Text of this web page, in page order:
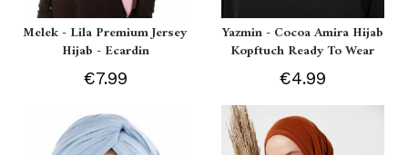
Melek - Lila Premium Jersey
Hijab - Ecardin
€7.99
Yazmin - Cocoa Amira Hijab
Kopftuch Ready To Wear
€4.99